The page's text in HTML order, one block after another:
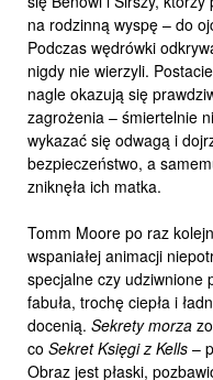
na rodzinną wyspę – do
Podczas wędrówki
nigdy nie wierzyli.
nagle okazują się
zagrożenia – śmiertelnie
wykazać się odwagą i
bezpieczeństwo, a
zniknęła ich matka.
Tomm Moore po raz
wspaniałej animacji
specjalne czy udziwnione
fabuła, trochę ciepła i
docenią. Sekrety morza
co Sekret Księgi z Kells –
Obraz jest płaski,